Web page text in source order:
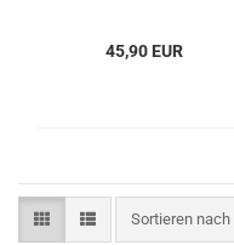
45,90 EUR
Sortieren nach